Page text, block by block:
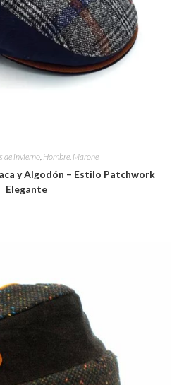
de invierno Hombre Marone
y Algodón – Estilo Patchwork
Elegante